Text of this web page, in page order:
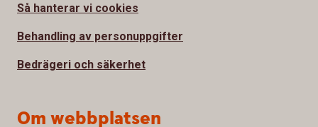
Så hanterar vi cookies
Behandling av personuppgifter
Bedrägeri och säkerhet
Om webbplatsen